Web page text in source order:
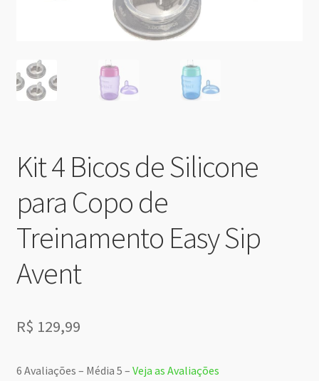
Kit 4 Bicos de Silicone
para Copo de
Treinamento Easy Sip
Avent
R$ 129,99
6 Avaliações – Média 5 – Veja as Avaliações